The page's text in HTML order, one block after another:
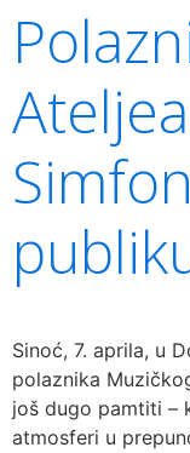
Sinoć, 7. aprila, u
polaznika
još dugo pamtiti –
atmosferi u